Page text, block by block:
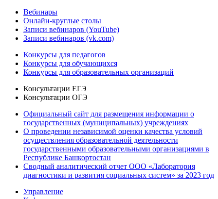
Вебинары
Онлайн-круглые столы
Записи вебинаров (YouTube)
Записи вебинаров (vk.com)
Конкурсы для педагогов
Конкурсы для обучающихся
Конкурсы для образовательных организаций
Консультации ЕГЭ
Консультации ОГЭ
Официальный сайт для размещения информации о
государственных (муниципальных) учреждениях
О проведении независимой оценки качества условий
осуществления образовательной деятельности
государственными образовательными организациями в
Республике Башкортостан
Сводный аналитический отчет ООО «Лаборатория
диагностики и развития социальных систем» за 2023 год
Управление